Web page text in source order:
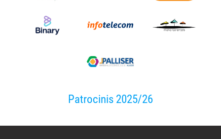
Patrocinis 2025/26